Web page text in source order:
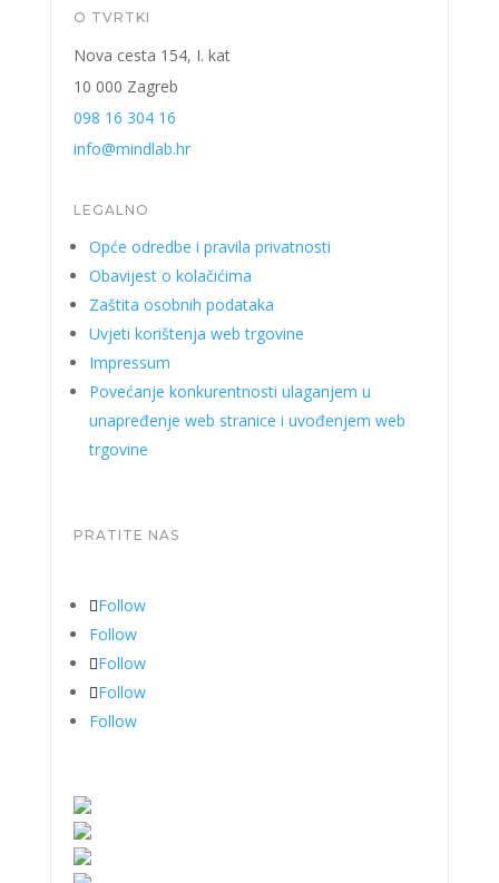
O TVRTKI
Nova cesta 154, I. kat
10 000 Zagreb
098 16 304 16
info@mindlab.hr
LEGALNO
Opće odredbe i pravila privatnosti
Obavijest o kolačićima
Zaštita osobnih podataka
Uvjeti korištenja web trgovine
Impressum
Povećanje konkurentnosti ulaganjem u
unapređenje web stranice i uvođenjem web
trgovine
PRATITE NAS
Follow
Follow
Follow
Follow
Follow